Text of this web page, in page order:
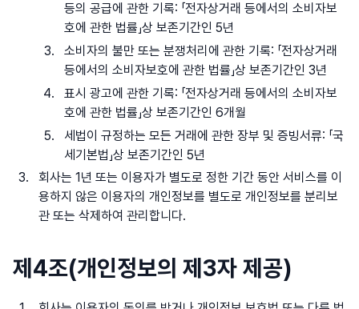
등의 공급에 관한 기록: 「전자상거래 등에서의 소비자보
호에 관한 법률」상 보존기간인 5년
소비자의 불만 또는 분쟁처리에 관한 기록: 「전자상거래
등에서의 소비자보호에 관한 법률」상 보존기간인 3년
표시 광고에 관한 기록: 「전자상거래 등에서의 소비자보
호에 관한 법률」상 보존기간인 6개월
세법이 규정하는 모든 거래에 관한 장부 및 증빙서류: 「국
세기본법」상 보존기간인 5년
회사는 1년 또는 이용자가 별도로 정한 기간 동안 서비스를 이
용하지 않은 이용자의 개인정보를 별도로 개인정보를 분리보
관 또는 삭제하여 관리합니다.
제4조(개인정보의 제3자 제공)